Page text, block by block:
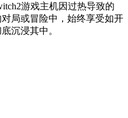
游戏主机因过热导致的
局或冒险中，始终享受如开
沉浸其中。